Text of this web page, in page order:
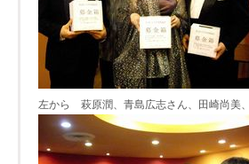
左から 萩原潤、青島広志さん、田崎尚美